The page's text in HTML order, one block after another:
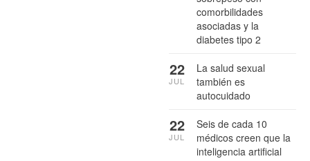
comorbilidades
asociadas y la
diabetes tipo 2
La salud sexual
también es
autocuidado
22
JUL
Seis de cada 10
médicos creen que la
inteligencia artificial
22
JUL